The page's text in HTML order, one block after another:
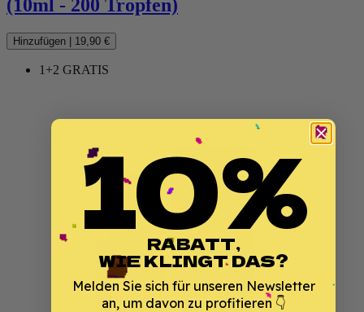
(10ml - 200 Tropfen)
Hinzufügen | 19,90 €
1+2 GRATIS
10%
RABATT,
WIE KLINGT DAS?
Melden Sie sich für unseren Newsletter
an, um davon zu profitieren 👇